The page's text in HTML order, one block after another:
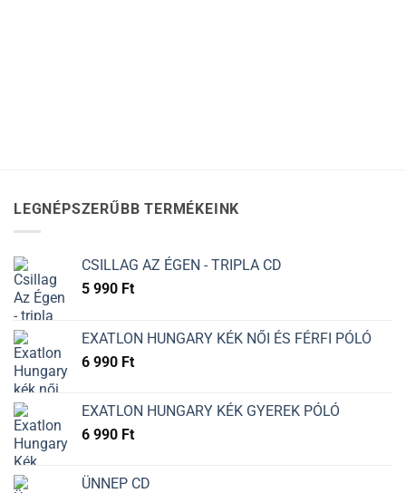
LEGNÉPSZERŰBB TERMÉKEINK
CSILLAG AZ ÉGEN - TRIPLA CD
5 990 Ft
EXATLON HUNGARY KÉK NŐI ÉS FÉRFI PÓLÓ
6 990 Ft
EXATLON HUNGARY KÉK GYEREK PÓLÓ
6 990 Ft
ÜNNEP CD